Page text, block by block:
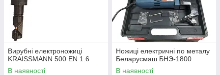
Вирубні електроножиці
KRAISSMANN 500 EN 1.6
В наявності
Ножиці електричні по металу
Беларусмаш БНЭ-1800
В наявності